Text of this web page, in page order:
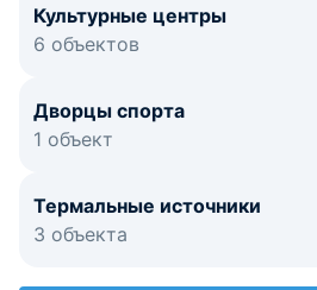
Культурные центры
6 объектов
Дворцы спорта
1 объект
Термальные источники
3 объекта